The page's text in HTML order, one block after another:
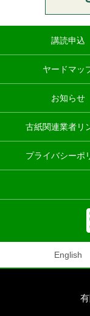
講読申込
ヤードマッ
お知らせ
古紙関連業者リ
プライバシーポ
English